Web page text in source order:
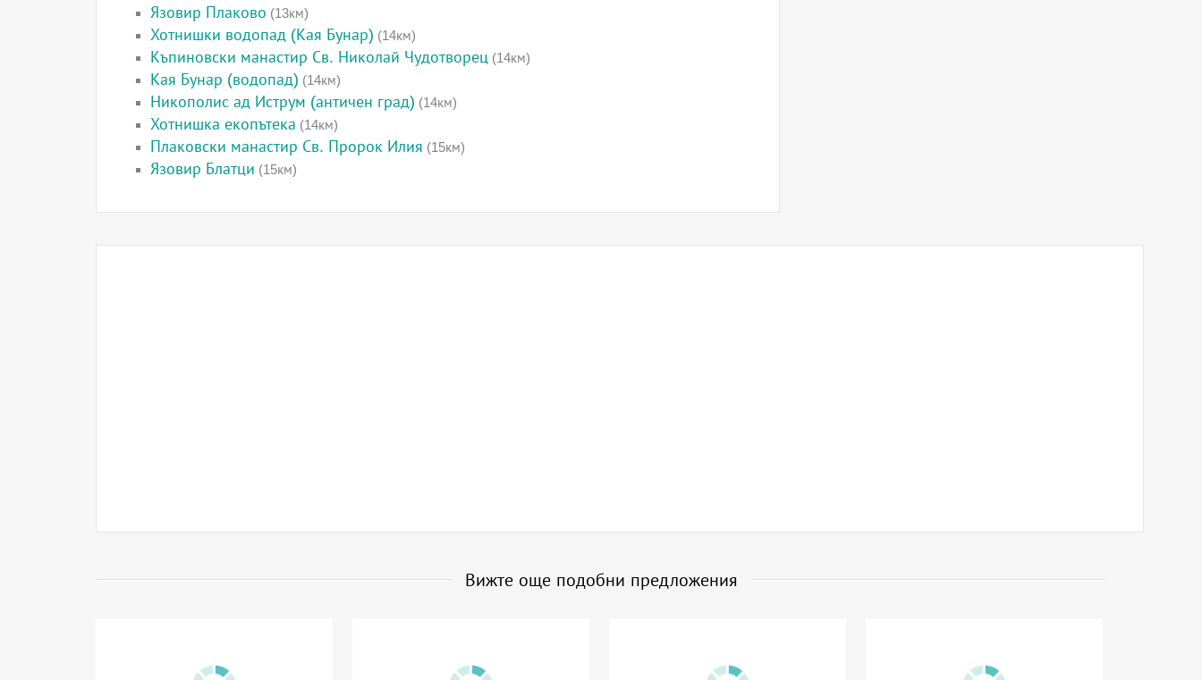
Язовир Плаково (13км)
Хотнишки водопад (Кая Бунар) (14км)
Къпиновски манастир Св. Николай Чудотворец (14км)
Кая Бунар (водопад) (14км)
Никополис ад Иструм (античен град) (14км)
Хотнишка екопътека (14км)
Плаковски манастир Св. Пророк Илия (15км)
Язовир Блатци (15км)
Вижте още подобни предложения